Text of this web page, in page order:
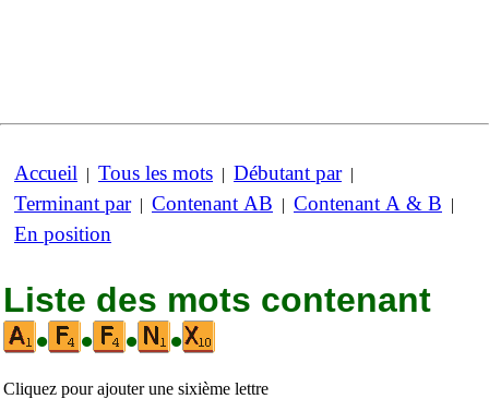
Accueil | Tous les mots | Débutant par|
Terminant par| Contenant AB | Contenant A & B |
En position
Liste des mots contenant
•
• • •
Cliquez pour ajouter une sixième lettre